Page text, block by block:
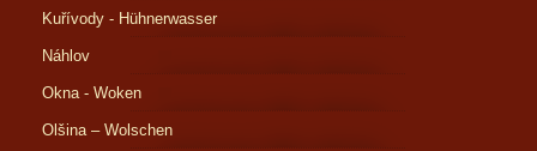
Kuřívody - Hühnerwasser
Náhlov
Okna - Woken
Olšina – Wolschen